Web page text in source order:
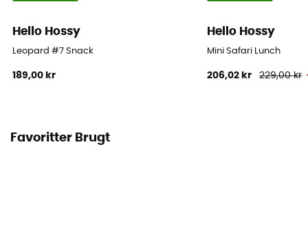
Hello Hossy
Leopard #7 Snack
189,00 kr
Hello Hossy
Mini Safari Lunch
206,02 kr 229,00 kr
Favoritter Brugt